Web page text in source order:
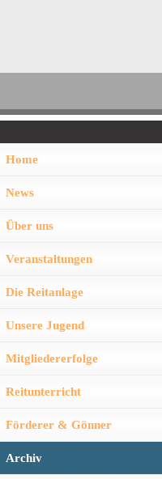
Home
News
Über uns
Veranstaltungen
Die Reitanlage
Unsere Jugend
Mitgliedererfolge
Reitunterricht
Förderer & Gönner
Archiv